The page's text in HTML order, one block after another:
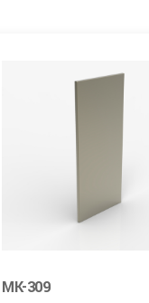
MK-309